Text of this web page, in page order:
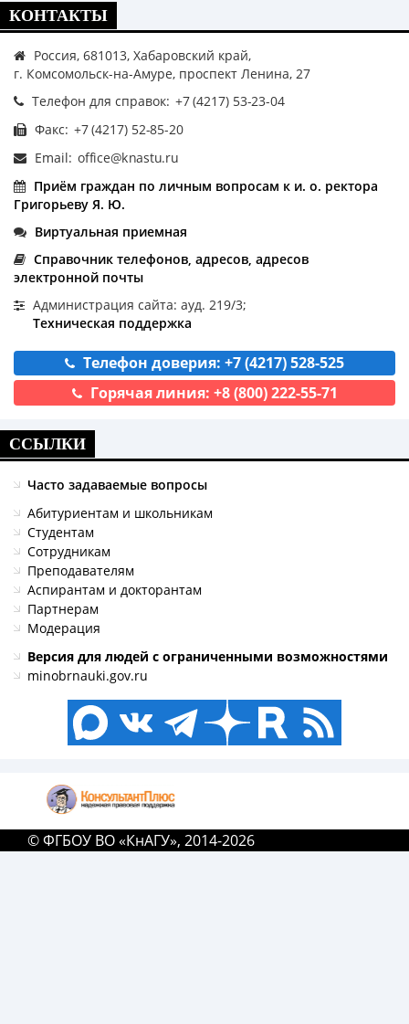
КОНТАКТЫ
Россия, 681013, Хабаровский край,
г. Комсомольск-на-Амуре, проспект Ленина, 27
Телефон для справок:
Факс:
Email:
Приём граждан по личным вопросам к и. о. ректора
Григорьеву Я. Ю.
Виртуальная приемная
Справочник телефонов, адресов, адресов
электронной почты
Администрация сайта: ауд. 219/3;
Техническая поддержка
Телефон доверия: +7 (4217) 528-525
Горячая линия: +8 (800) 222-55-71
ССЫЛКИ
Часто задаваемые вопросы
Абитуриентам и школьникам
Студентам
Сотрудникам
Преподавателям
Аспирантам и докторантам
Партнерам
Модерация
Версия для людей с ограниченными возможностями
minobrnauki.gov.ru
© ФГБОУ ВО «КнАГУ», 2014-2026